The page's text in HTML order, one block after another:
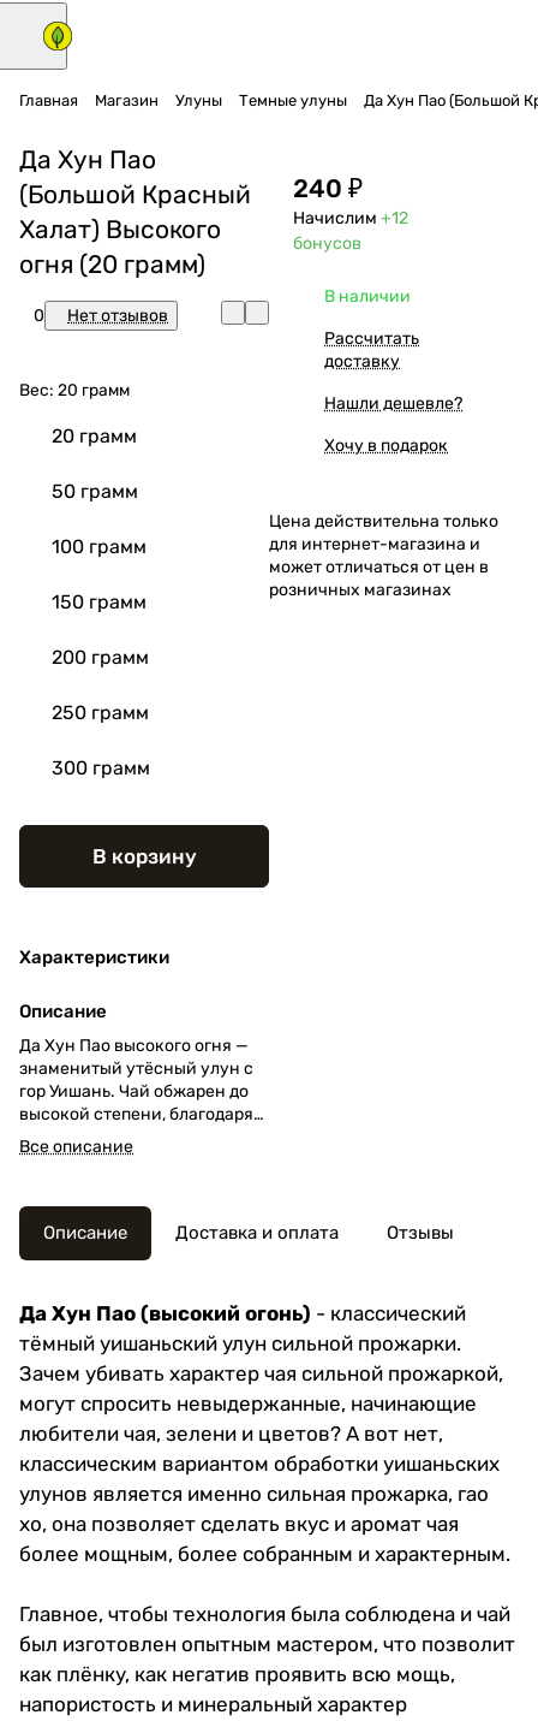
Главная Магазин Улуны Темные улуны Да Хун Пао (Большой
Да Хун Пао
(Большой Красный
Халат) Высокого
огня (20 грамм)
0 Нет отзывов
Вес: 20 грамм
20 грамм
50 грамм
100 грамм
150 грамм
200 грамм
250 грамм
300 грамм
В корзину
Характеристики
Описание
Да Хун Пао высокого огня —
знаменитый утёсный улун с
гор Уишань. Чай обжарен до
высокой степени, благодаря
чему во вкусе раскрываются
хлебные и древесные тона,
лёгкая карамельность.
Настой плотный,
бархатистый, с долгим
ценит насыщенные улуны с
характером.
Все описание
240 ₽
Начислим +12
бонусов
В наличии
Рассчитать
доставку
Нашли дешевле?
Хочу в подарок
Цена действительна только
для интернет-магазина и
может отличаться от цен в
розничных магазинах
Описание Доставка и оплата Отзывы
Да Хун Пао (высокий огонь) - классический
тёмный уишаньский улун сильной прожарки.
Зачем убивать характер чая сильной прожаркой,
могут спросить невыдержанные, начинающие
любители чая, зелени и цветов? А вот нет,
классическим вариантом обработки уишаньских
улунов является именно сильная прожарка, гао
хо, она позволяет сделать вкус и аромат чая
более мощным, более собранным и характерным.
Главное, чтобы технология была соблюдена и чай
был изготовлен опытным мастером, что позволит
как плёнку, как негатив проявить всю мощь,
напористость и минеральный характер